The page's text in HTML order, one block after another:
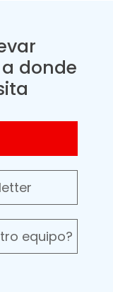
donde
equipo?